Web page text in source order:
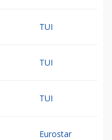
TUI
TUI
TUI
Eurostar